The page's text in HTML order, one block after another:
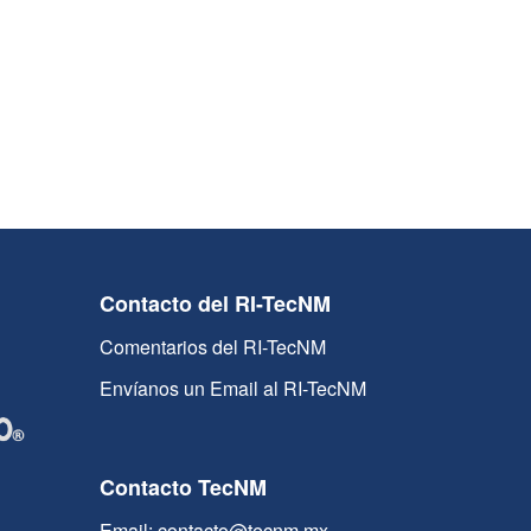
Contacto del RI-TecNM
Comentarios del RI-TecNM
Envíanos un Email al RI-TecNM
Contacto TecNM